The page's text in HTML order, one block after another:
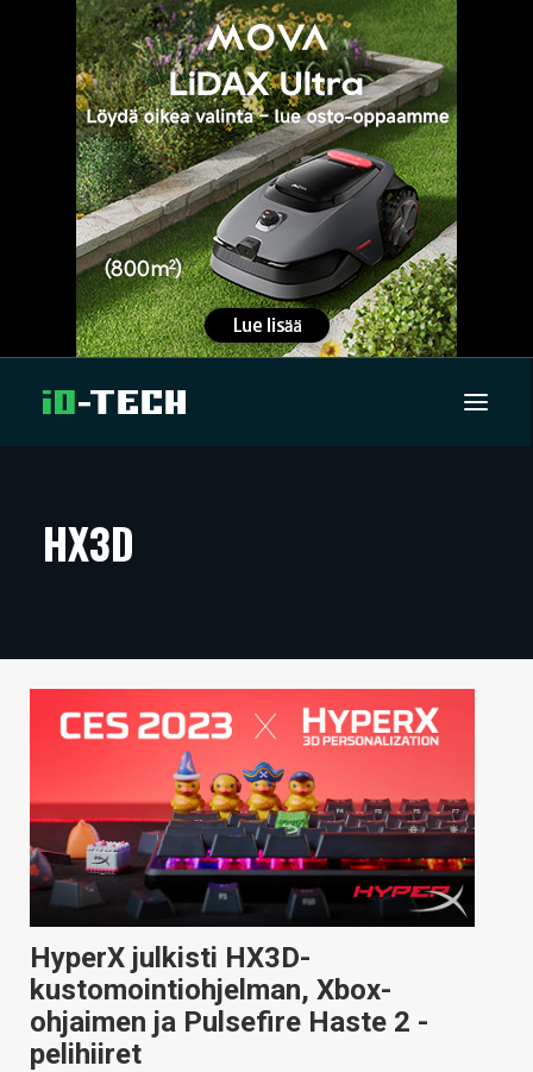
ARTIKKELIT
TECHBBS
TIETOA
KAUPPA
VAIHDA TEEMA
HAKU
HX3D
HyperX julkisti HX3D-
kustomointiohjelman, Xbox-
ohjaimen ja Pulsefire Haste 2 -
pelihiiret